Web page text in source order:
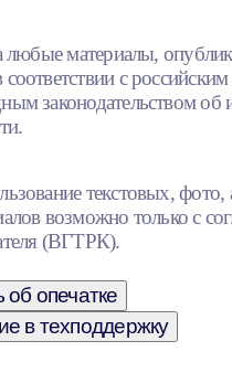
любые материалы,
с
законодательством об
текстовых, фото,
возможно только с
(ВГТРК).
опечатке
в техподдержку